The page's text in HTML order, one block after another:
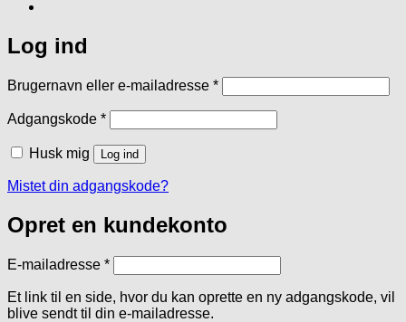
Log ind
Brugernavn eller e-mailadresse *Påkrævet
Adgangskode *Påkrævet
Husk mig Log ind
Mistet din adgangskode?
Opret en kundekonto
E-mailadresse *Påkrævet
Et link til en side, hvor du kan oprette en ny adgangskode, vil
blive sendt til din e-mailadresse.